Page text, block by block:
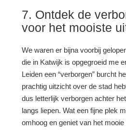
7. Ontdek de
voor het mooiste
We waren er bijna voorbij
die in Katwijk is opgegroeid me
Leiden een “verborgen” burcht
prachtig uitzicht over de stad
dus letterlijk verborgen achter
langs liepen. Wat een fijne plek
omhoog en geniet van het